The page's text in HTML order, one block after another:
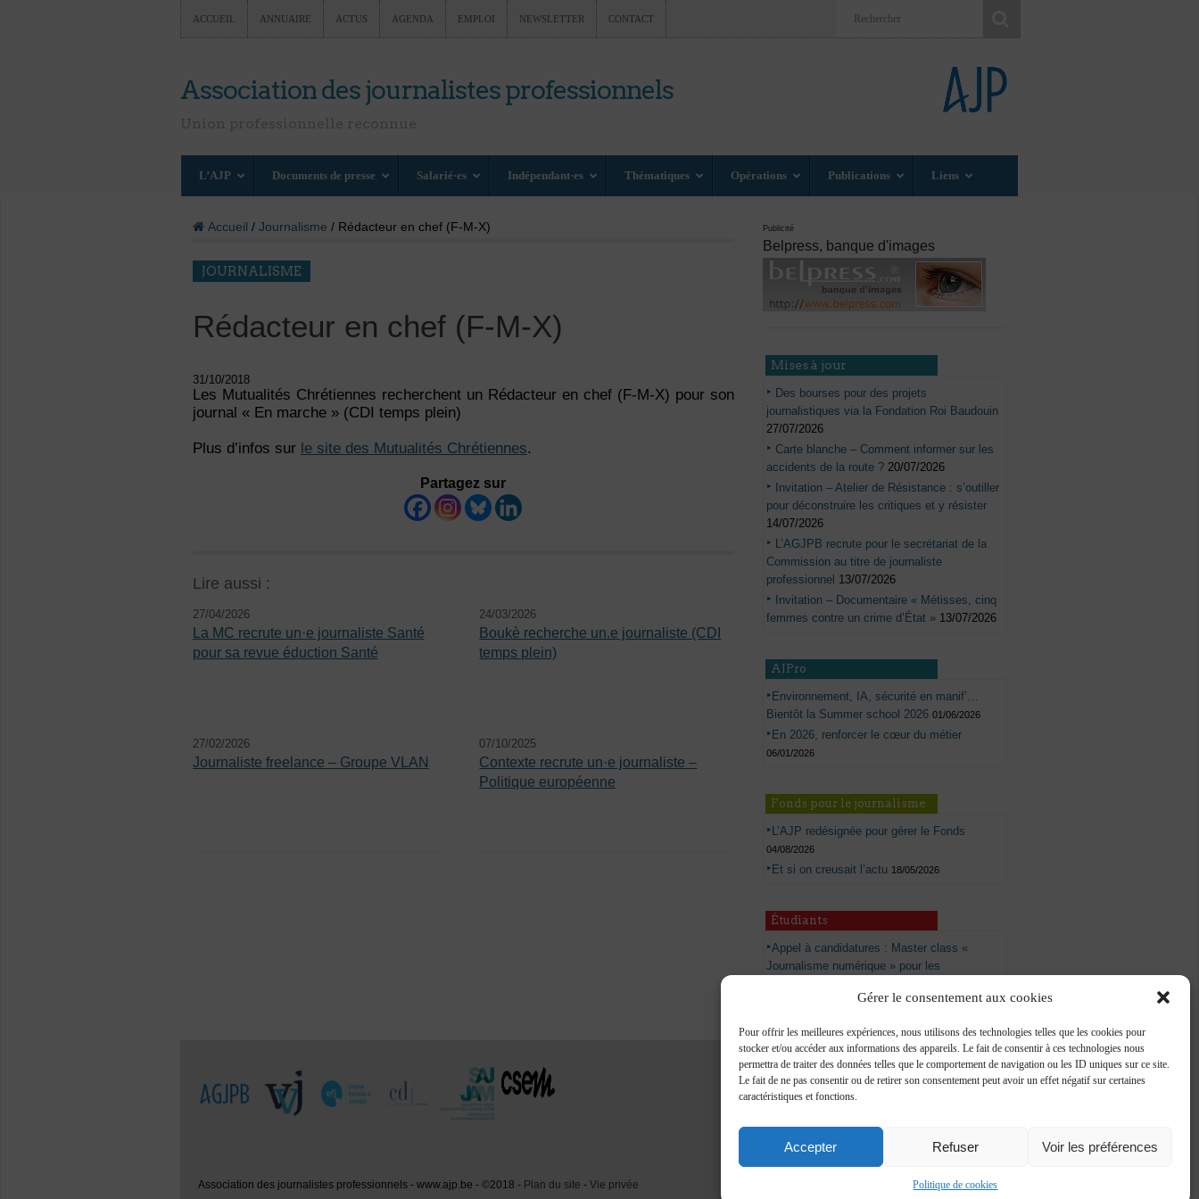
Gérer le consentement aux cookies
Pour offrir les meilleures expériences, nous utilisons des technologies telles que les cookies pour
stocker et/ou accéder aux informations des appareils. Le fait de consentir à ces technologies nous
permettra de traiter des données telles que le comportement de navigation ou les ID uniques sur ce site.
Le fait de ne pas consentir ou de retirer son consentement peut avoir un effet négatif sur certaines
caractéristiques et fonctions.
Accepter Refuser Voir les préférences
Politique de cookies
ACCUEIL ANNUAIRE ACTUS AGENDA EMPLOI NEWSLETTER CONTACT
Association des journalistes professionnels
L’AJP Documents de presse Salarié·es Indépendant·es Thématiques Opérations Publications Liens
Accueil / Journalisme / Rédacteur en chef (F-M-X)
JOURNALISME
Rédacteur en chef (F-M-X)
31/10/2018
Les Mutualités Chrétiennes recherchent un Rédacteur en chef (F-M-X) pour son
journal « En marche » (CDI temps plein)
Plus d’infos sur le site des Mutualités Chrétiennes.
Partagez sur
Lire aussi :
27/04/2026
La MC recrute un·e journaliste Santé
pour sa revue éduction Santé
24/03/2026
Boukè recherche un.e journaliste (CDI
temps plein)
27/02/2026
Journaliste freelance – Groupe VLAN
07/10/2025
Contexte recrute un·e journaliste –
Politique européenne
Publicité
Belpress, banque d'images
Mises à jour
Des bourses pour des projets
journalistiques via la Fondation Roi Baudouin
27/07/2026
Carte blanche – Comment informer sur les
accidents de la route ? 20/07/2026
Invitation – Atelier de Résistance : s’outiller
pour déconstruire les critiques et y résister
14/07/2026
L’AGJPB recrute pour le secrétariat de la
Commission au titre de journaliste
professionnel 13/07/2026
Invitation – Documentaire « Métisses, cinq
femmes contre un crime d’État » 13/07/2026
AJPro
Environnement, IA, sécurité en manif’…
Bientôt la Summer school 2026 01/06/2026
En 2026, renforcer le cœur du métier
06/01/2026
Fonds pour le journalisme
L’AJP redésignée pour gérer le Fonds
04/08/2026
Et si on creusait l’actu 18/05/2026
Étudiants
Appel à candidatures : Master class «
Journalisme numérique » pour les
Association des journalistes professionnels - www.ajp.be - ©2018 - Plan du site - Vie privée